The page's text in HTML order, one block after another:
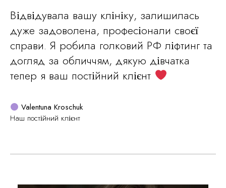
Відвідувала вашу клініку, залишилась
дуже задоволена, професіонали своєї
справи. Я робила голковий РФ ліфтинг та
догляд за обличчям, дякую дівчатка
тепер я ваш постійний клієнт
Valentuna Kroschuk
Наш постійний клієнт